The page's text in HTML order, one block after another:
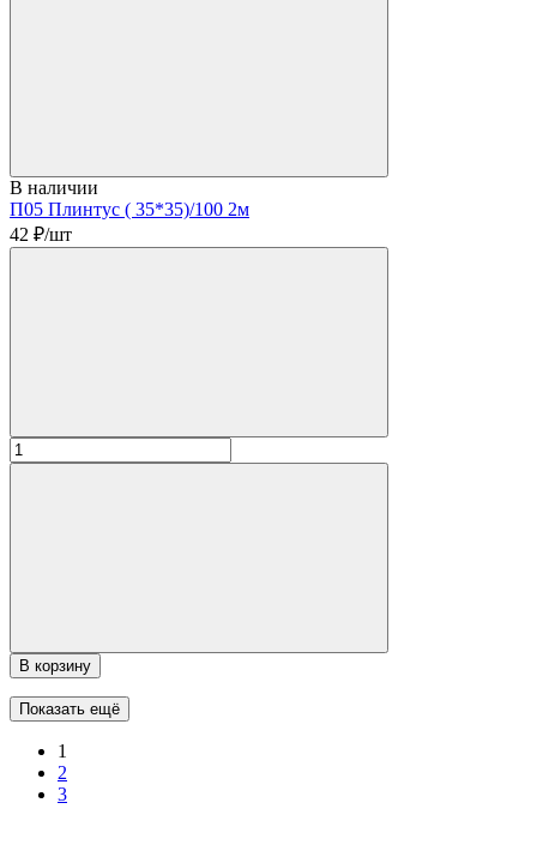
В наличии
П05 Плинтус ( 35*35)/100 2м
42 ₽/шт
В корзину
Показать ещё
1
2
3